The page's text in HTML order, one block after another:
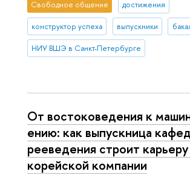
Свободное общение достижения
конструктор успеха выпускники
НИУ ВШЭ в Санкт-Петербурге
От во­сто­ко­ве­де­ния к
е­нию: как выпускница
ре­еве­де­ния строит карьеру
корейской компании